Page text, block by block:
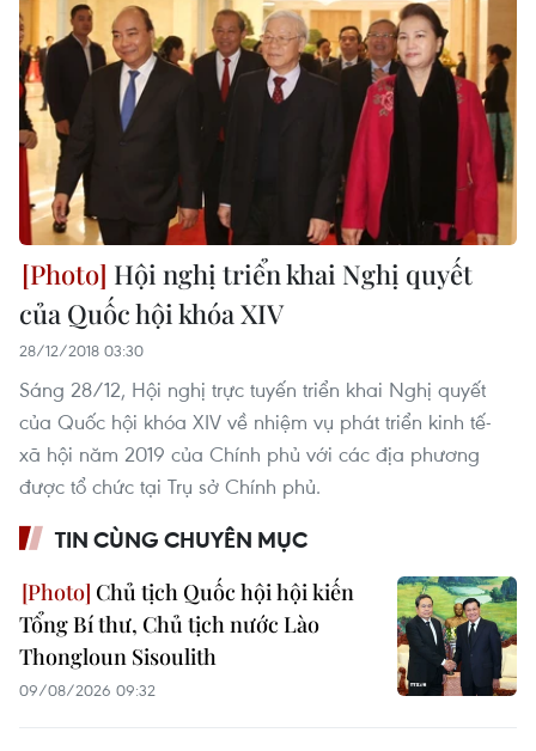
Hội nghị triển khai Nghị quyết
của Quốc hội khóa XIV
28/12/2018 03:30
Sáng 28/12, Hội nghị trực tuyến triển khai Nghị quyết
của Quốc hội khóa XIV về nhiệm vụ phát triển kinh tế-
xã hội năm 2019 của Chính phủ với các địa phương
được tổ chức tại Trụ sở Chính phủ.
TIN CÙNG CHUYÊN MỤC
Chủ tịch Quốc hội hội kiến
Tổng Bí thư, Chủ tịch nước Lào
Thongloun Sisoulith
09/08/2026 09:32